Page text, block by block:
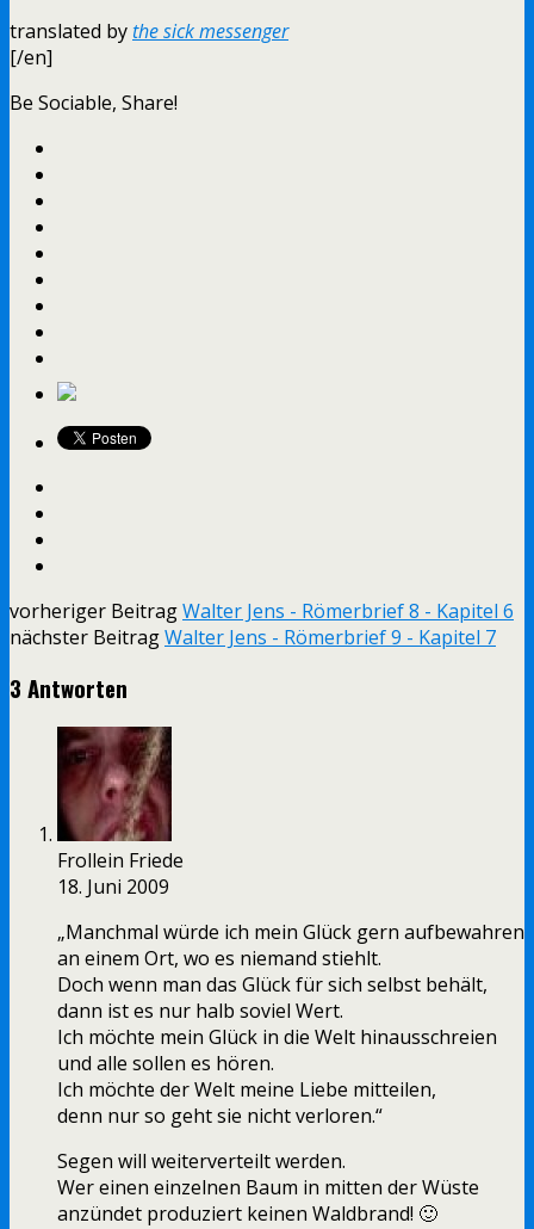
translated bythe sick messenger
[/en]
Be Sociable, Share!
vorheriger BeitragWalter Jens - Römerbrief 8 - Kapitel 6
nächster BeitragWalter Jens - Römerbrief 9 - Kapitel 7
3 Antworten
Frollein Friede
18. Juni 2009
„Manchmal würde ich mein Glück gern aufbewahren
an einem Ort, wo es niemand stiehlt.
Doch wenn man das Glück für sich selbst behält,
dann ist es nur halb soviel Wert.
Ich möchte mein Glück in die Welt hinausschreien
und alle sollen es hören.
Ich möchte der Welt meine Liebe mitteilen,
denn nur so geht sie nicht verloren.“
Segen will weiterverteilt werden.
Wer einen einzelnen Baum in mitten der Wüste
anzündet produziert keinen Waldbrand! 🙂